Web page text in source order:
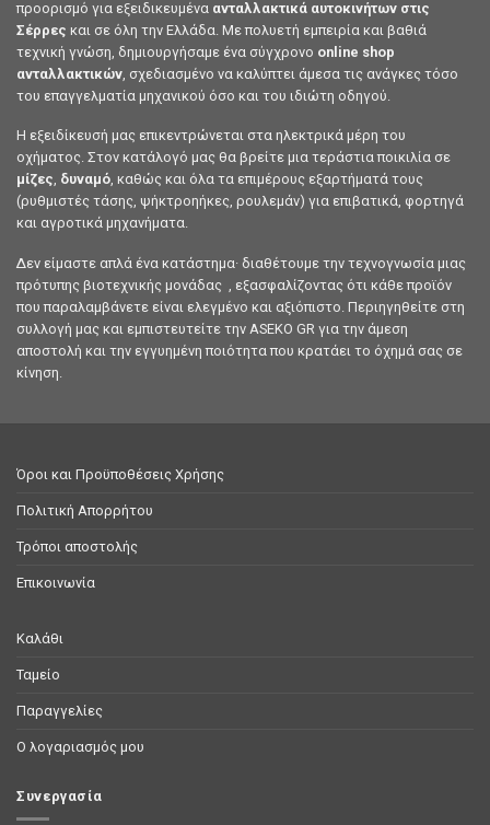
προορισμό για εξειδικευμένα ανταλλακτικά αυτοκινήτων στις
Σέρρες και σε όλη την Ελλάδα. Με πολυετή εμπειρία και βαθιά
τεχνική γνώση, δημιουργήσαμε ένα σύγχρονο online shop
ανταλλακτικών , σχεδιασμένο να καλύπτει άμεσα τις ανάγκες τόσο
του επαγγελματία μηχανικού όσο και του ιδιώτη οδηγού.
Η εξειδίκευσή μας επικεντρώνεται στα ηλεκτρικά μέρη του
οχήματος. Στον κατάλογό μας θα βρείτε μια τεράστια ποικιλία σε
μίζες, δυναμό, καθώς και όλα τα επιμέρους εξαρτήματά τους
(ρυθμιστές τάσης, ψήκτροηήκες, ρουλεμάν) για επιβατικά, φορτηγά
και αγροτικά μηχανήματα.
Δεν είμαστε απλά ένα κατάστημα· διαθέτουμε την τεχνογνωσία μιας
πρότυπης βιοτεχνικής μονάδας , εξασφαλίζοντας ότι κάθε προϊόν
που παραλαμβάνετε είναι ελεγμένο και αξιόπιστο. Περιηγηθείτε στη
συλλογή μας και εμπιστευτείτε την ASEKO GR για την άμεση
αποστολή και την εγγυημένη ποιότητα που κρατάει το όχημά σας σε
κίνηση.
Όροι και Προϋποθέσεις Χρήσης
Πολιτική Απορρήτου
Τρόποι αποστολής
Επικοινωνία
Καλάθι
Ταμείο
Παραγγελίες
Ο λογαριασμός μου
Συνεργασία